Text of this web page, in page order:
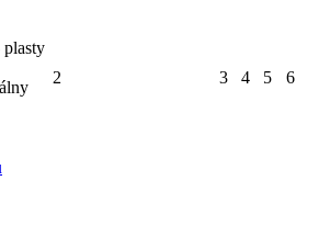
plasty
2 3 4 5 6